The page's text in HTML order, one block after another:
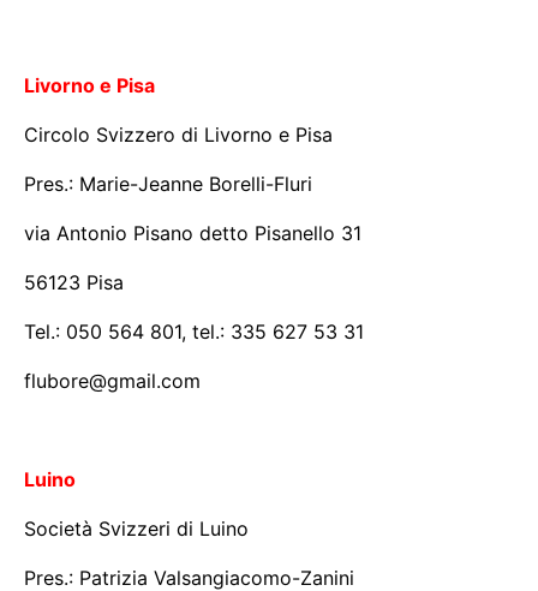
Livorno e Pisa
Circolo Svizzero di Livorno e Pisa
Pres.: Marie-Jeanne Borelli-Fluri
via Antonio Pisano detto Pisanello 31
56123 Pisa
Tel.: 050 564 801, tel.: 335 627 53 31
flubore@gmail.com
Luino
Società Svizzeri di Luino
Pres.: Patrizia Valsangiacomo-Zanini